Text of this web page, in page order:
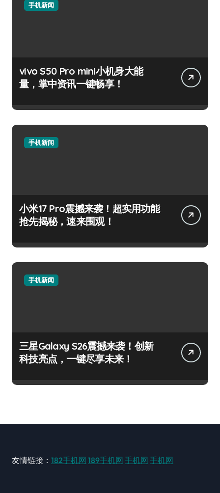
手机新闻
vivo S50 Pro mini小机身大能
量，掌中资讯一键畅享！
手机新闻
小米17 Pro震撼来袭！超实用功能
抢先揭秘，速来围观！
手机新闻
三星Galaxy S26震撼来袭！创新
科技亮点，一键尽享未来！
友情链接： 182手机网 189手机网 手机网 手机网